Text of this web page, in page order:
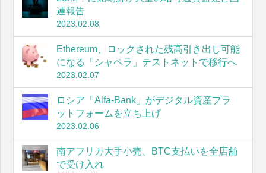
連報告
2023.02.08
Ethereum、ロックされた残高引き出し可能
になる「シャペラ」テストネットで移行へ
2023.02.07
ロシア「Alfa-Bank」がデジタル資産プラ
ットフォームを立ち上げ
2023.02.06
南アフリカ大手小売、BTC支払いを全店舗
で受け入れ